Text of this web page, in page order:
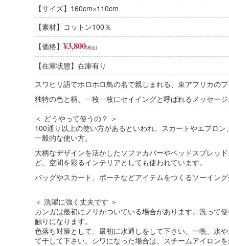
【サイズ】160cm×110cm
【素材】コットン100％
コットン100%
肌触りのよさ、安心感
コットンは繊維の中で「肌触りのよさ」に優れています。デリケ
です。吸水性に優れていて、夏は涼しく冬には暖かいという特徴が
綿×ポリエステル混紡
扱いやすさ、機能的
く（ポリエステルの特徴）、肌触りがよく涼しい（綿の特徴）布と
【価格】¥3,800(税込)
【在庫状態】在庫有り
スワヒリ語でホロホロ鳥の名で親しまれる、東アフリカの
独特の色と柄、一枚一枚にセイイングと呼ばれるメッセー
＜ どうやって使うの？ ＞
100通り以上の使い方があるといわれ、スカートやエプロ
一般的な使い方。
大柄なデザインを活かしたソファカバーやベッドスプレッ
ど、空間を彩るインテリアとしても使われています。
バッグやスカート、ポーチなどアイテムをつくるソーイン
＜ 洗濯に強く丈夫です ＞
カンガは最初にノリがついている場合があります。洗って
触りになります。
色落ち対策として、最初に水通しをして下さい。一晩、水
て干して下さい。シワになった場合は、スチームアイロン